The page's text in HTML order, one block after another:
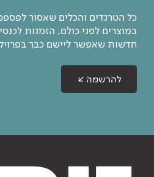
כל הטרנדים והכלים שאסור
במוצרים לפני כולם, הזמנות
חדשות שאפשר ליישם כבר
להרשמה